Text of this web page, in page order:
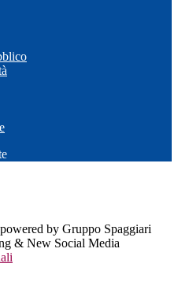
by Gruppo Spaggiari
& New Social Media